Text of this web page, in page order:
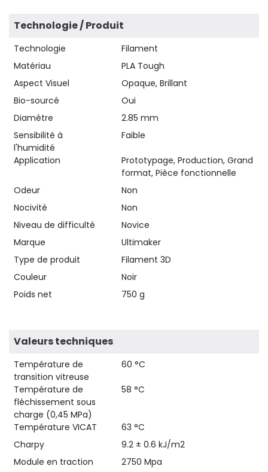
Technologie / Produit
Technologie
Filament
Matériau
PLA Tough
Aspect Visuel
Opaque, Brillant
Bio-sourcé
Oui
Diamètre
2.85 mm
Sensibilité à
l'humidité
Faible
Application
Prototypage, Production, Grand
format, Pièce fonctionnelle
Odeur
Non
Nocivité
Non
Niveau de difficulté
Novice
Marque
Ultimaker
Type de produit
Filament 3D
Couleur
Noir
Poids net
750 g
Valeurs techniques
Température de
transition vitreuse
60 °C
Température de
fléchissement sous
charge (0,45 MPa)
58 °C
Température VICAT
63 °C
Charpy
9.2 ± 0.6 kJ/m2
Module en traction
2750 Mpa